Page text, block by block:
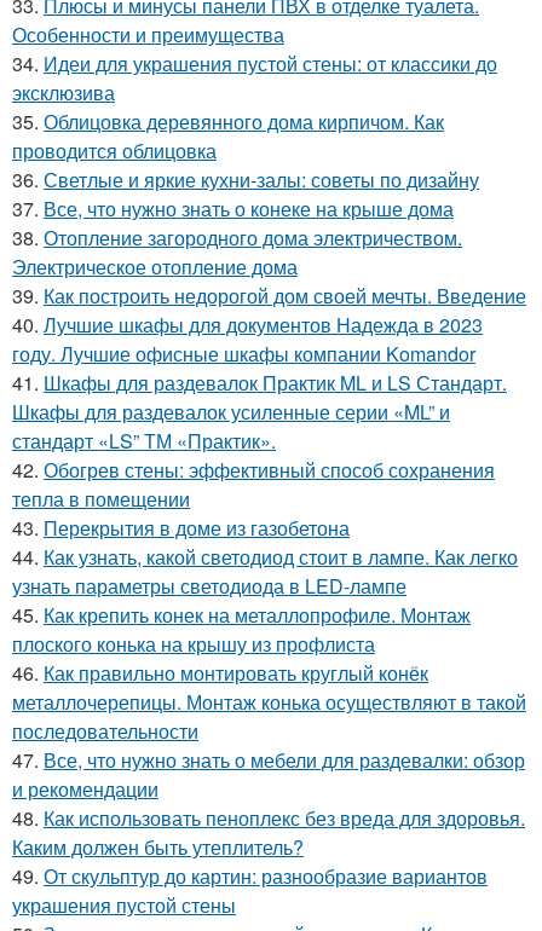
33. Плюсы и минусы панели ПВХ в отделке туалета.
Особенности и преимущества
34. Идеи для украшения пустой стены: от классики до
эксклюзива
35. Облицовка деревянного дома кирпичом. Как
проводится облицовка
36. Светлые и яркие кухни-залы: советы по дизайну
37. Все, что нужно знать о конеке на крыше дома
38. Отопление загородного дома электричеством.
Электрическое отопление дома
39. Как построить недорогой дом своей мечты. Введение
40. Лучшие шкафы для документов Надежда в 2023
году. Лучшие офисные шкафы компании Komandor
41. Шкафы для раздевалок Практик ML и LS Стандарт.
Шкафы для раздевалок усиленные серии «ML” и
стандарт «LS” ТМ «Практик».
42. Обогрев стены: эффективный способ сохранения
тепла в помещении
43. Перекрытия в доме из газобетона
44. Как узнать, какой светодиод стоит в лампе. Как легко
узнать параметры светодиода в LED-лампе
45. Как крепить конек на металлопрофиле. Монтаж
плоского конька на крышу из профлиста
46. Как правильно монтировать круглый конёк
металлочерепицы. Монтаж конька осуществляют в такой
последовательности
47. Все, что нужно знать о мебели для раздевалки: обзор
и рекомендации
48. Как использовать пеноплекс без вреда для здоровья.
Каким должен быть утеплитель?
49. От скульптур до картин: разнообразие вариантов
украшения пустой стены